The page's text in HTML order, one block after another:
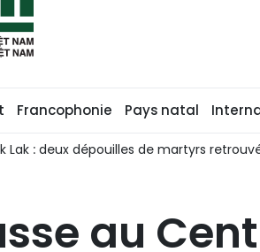
Francophonie Pays natal
Lak : deux dépouilles de martyrs
au